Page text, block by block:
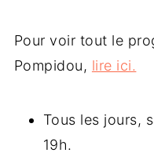
Pour voir tout le
Pompidou, lire ici.
Tous les jours,
19h.